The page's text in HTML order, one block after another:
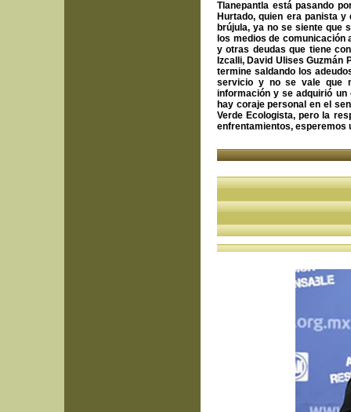
Tlanepantla está pasando
Hurtado, quien era panista
brújula, ya no se siente que
los medios de
y otras deudas que tiene
Izcalli, David Ulises Guzmán
termine saldando los
servicio y no se vale que
información y se adquirió un
hay coraje personal en el
Verde Ecologista, pero la
enfrentamientos, esperemos